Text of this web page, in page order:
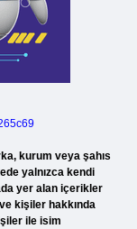
kurum veya şahıs
yalnızca kendi
yer alan içerikler
kişiler hakkında
ile isim